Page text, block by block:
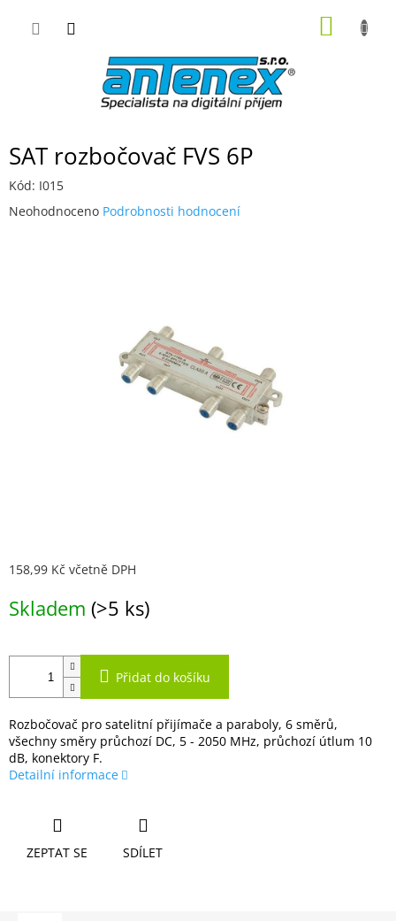
SAT rozbočovač FVS 6P
Kód: I015
Průměrné
Neohodnoceno Podrobnosti hodnocení
158,99 Kč včetně DPH
cena:
Skladem (>5 ks)
Přidat do košíku
Rozbočovač pro satelitní přijímače a paraboly, 6 směrů,
všechny směry průchozí DC, 5 - 2050 MHz, průchozí útlum 10
dB, konektory F.
Detailní informace
ZEPTAT SE SDÍLET